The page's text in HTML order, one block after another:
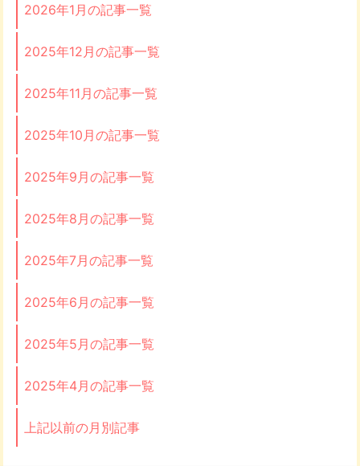
2026年1月の記事一覧
2025年12月の記事一覧
2025年11月の記事一覧
2025年10月の記事一覧
2025年9月の記事一覧
2025年8月の記事一覧
2025年7月の記事一覧
2025年6月の記事一覧
2025年5月の記事一覧
2025年4月の記事一覧
上記以前の月別記事